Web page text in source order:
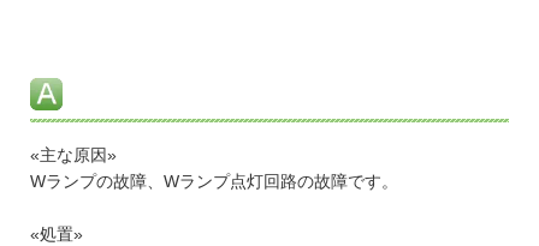
«主な原因»
Wランプの故障、Wランプ点灯回路の故障です。
«処置»